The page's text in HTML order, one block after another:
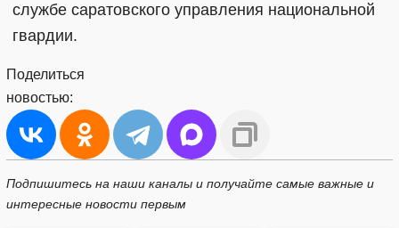
службе саратовского управления национальной
гвардии.
Поделиться
новостью:
Подпишитесь на наши каналы и получайте самые важные и
интересные новости первым